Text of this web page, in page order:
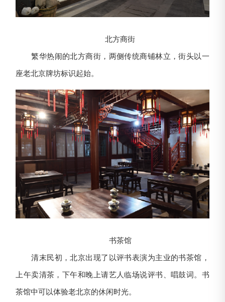
北方商街
繁华热闹的北方商街，两侧传统商铺林立，街头以一
座老北京牌坊标识起始。
书茶馆
清末民初，北京出现了以评书表演为主业的书茶馆，
上午卖清茶，下午和晚上请艺人临场说评书、唱鼓词。书
茶馆中可以体验老北京的休闲时光。